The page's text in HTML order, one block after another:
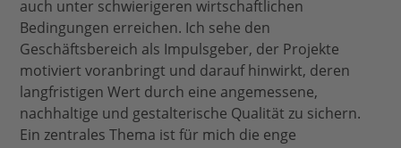
auch unter schwierigeren wirtschaftlichen
Bedingungen erreichen. Ich sehe den
Geschäftsbereich als Impulsgeber, der Projekte
motiviert voranbringt und darauf hinwirkt, deren
langfristigen Wert durch eine angemessene,
nachhaltige und gestalterische Qualität zu sichern.
Ein zentrales Thema ist für mich die enge